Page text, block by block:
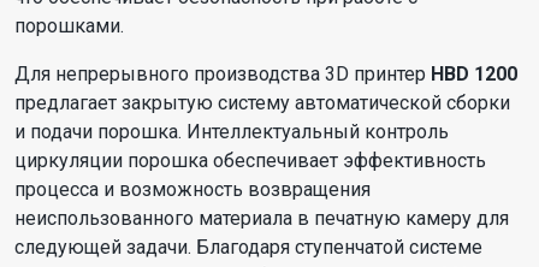
порошками.
Для непрерывного производства 3D принтер HBD 1200
предлагает закрытую систему автоматической сборки
и подачи порошка. Интеллектуальный контроль
циркуляции порошка обеспечивает эффективность
процесса и возможность возвращения
неиспользованного материала в печатную камеру для
следующей задачи. Благодаря ступенчатой системе